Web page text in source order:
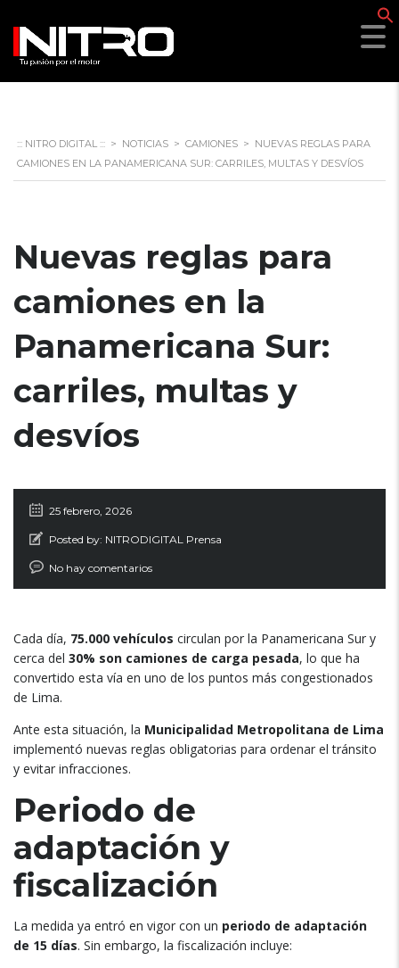
::: NITRO DIGITAL ::: > NOTICIAS > CAMIONES > NUEVAS REGLAS PARA
CAMIONES EN LA PANAMERICANA SUR: CARRILES, MULTAS Y DESVÍOS
Nuevas reglas para
camiones en la
Panamericana Sur:
carriles, multas y
desvíos
25 febrero, 2026
Posted by: NITRODIGITAL Prensa
No hay comentarios
Cada día, 75.000 vehículos circulan por la Panamericana Sur y
cerca del 30% son camiones de carga pesada, lo que ha
convertido esta vía en uno de los puntos más congestionados
de Lima.
Ante esta situación, la Municipalidad Metropolitana de Lima
implementó nuevas reglas obligatorias para ordenar el tránsito
y evitar infracciones.
Periodo de
adaptación y
fiscalización
La medida ya entró en vigor con un periodo de adaptación
de 15 días. Sin embargo, la fiscalización incluye: